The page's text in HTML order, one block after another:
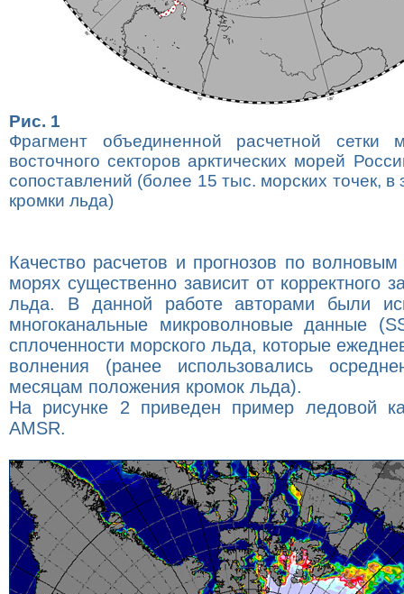
Рис. 1
Фрагмент объединенной расчетной сетки
восточного секторов арктических морей
сопоставлений (более 15 тыс. морских точек,
кромки льда)
Качество расчетов и прогнозов по
морях существенно зависит от корректного
льда. В данной работе авторами были
многоканальные микроволновые данные
сплоченности морского льда, которые
волнения (ранее использовались
месяцам положения кромок льда).
На рисунке 2 приведен пример ледовой
AMSR.